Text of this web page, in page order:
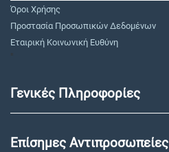
Όροι Χρήσης
Προστασία Προσωπικών Δεδομένων
Εταιρική Κοινωνική Ευθύνη
"
Γενικές Πληροφορίες
Επίσημες Αντιπροσωπείες